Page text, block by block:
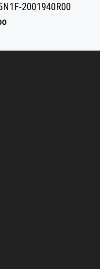
2001940R00